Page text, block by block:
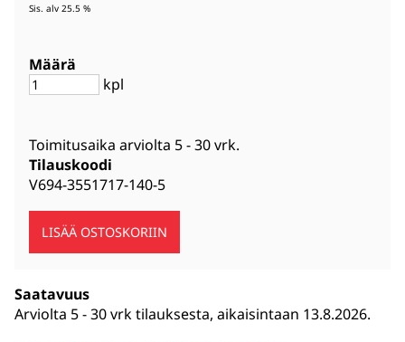
Sis. alv 25.5 %
Määrä
kpl
Toimitusaika arviolta 5 - 30 vrk.
Tilauskoodi
V694-3551717-140-5
Saatavuus
Arviolta 5 - 30 vrk tilauksesta, aikaisintaan 13.8.2026.